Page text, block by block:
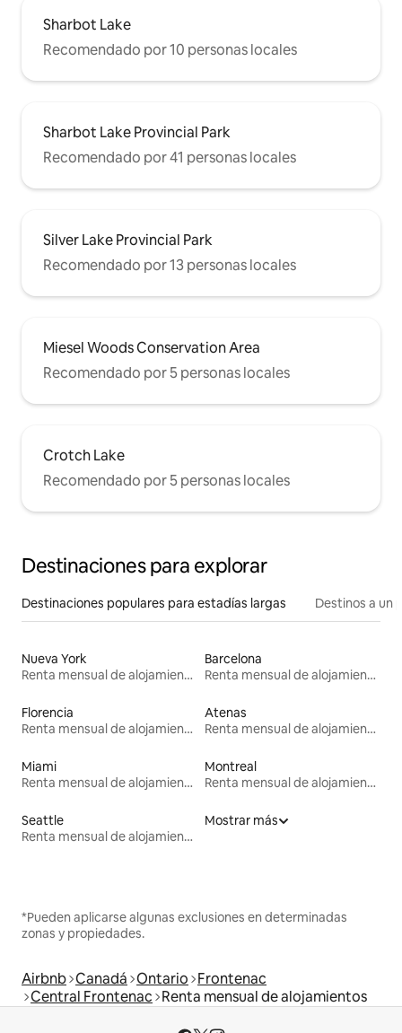
Sharbot Lake
Recomendado por 10 personas locales
Sharbot Lake Provincial Park
Recomendado por 41 personas locales
Silver Lake Provincial Park
Recomendado por 13 personas locales
Miesel Woods Conservation Area
Recomendado por 5 personas locales
Crotch Lake
Recomendado por 5 personas locales
Destinaciones para explorar
Destinaciones populares para estadías largas Destinos a un
Nueva York
Renta mensual de alojamientos
Barcelona
Renta mensual de alojamientos
Florencia
Renta mensual de alojamientos
Atenas
Renta mensual de alojamientos
Miami
Renta mensual de alojamientos
Montreal
Renta mensual de alojamientos
Seattle
Renta mensual de alojamientos
Mostrar más
*Pueden aplicarse algunas exclusiones en determinadas
zonas y propiedades.
Airbnb Canadá Ontario Frontenac
Central Frontenac Renta mensual de alojamientos